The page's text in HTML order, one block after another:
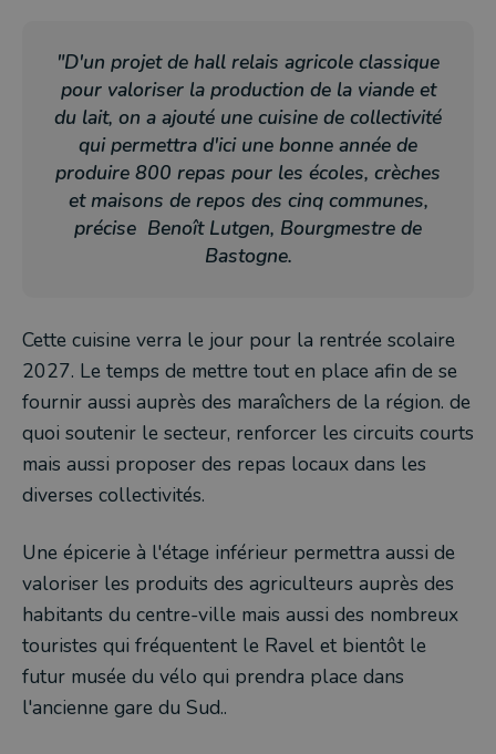
"D'un projet de hall relais agricole classique
pour valoriser la production de la viande et
du lait, on a ajouté une cuisine de collectivité
qui permettra d'ici une bonne année de
produire 800 repas pour les écoles, crèches
et maisons de repos des cinq communes,
précise Benoît Lutgen, Bourgmestre de
Bastogne.
Cette cuisine verra le jour pour la rentrée scolaire
2027. Le temps de mettre tout en place afin de se
fournir aussi auprès des maraîchers de la région. de
quoi soutenir le secteur, renforcer les circuits courts
mais aussi proposer des repas locaux dans les
diverses collectivités.
Une épicerie à l'étage inférieur permettra aussi de
valoriser les produits des agriculteurs auprès des
habitants du centre-ville mais aussi des nombreux
touristes qui fréquentent le Ravel et bientôt le
futur musée du vélo qui prendra place dans
l'ancienne gare du Sud..